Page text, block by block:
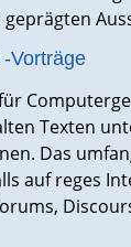
Vorträge
Texten
Das
auf reges